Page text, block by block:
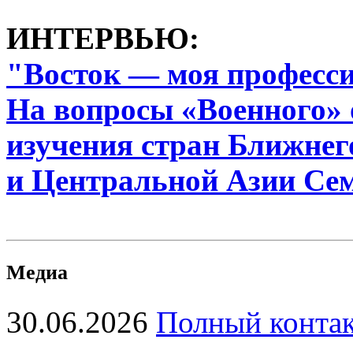
ИНТЕРВЬЮ:
"Восток — моя
На вопросы «Военного»
изучения стран
и Центральной Азии
Медиа
30.06.2026 Полный